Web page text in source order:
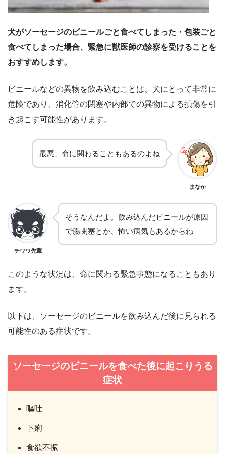
犬がソーセージのビニールごと食べてしまった・包装ごと
食べてしまった場合、緊急に獣医師の診察を受けることを
おすすめします。
ビニールなどの異物を飲み込むことは、犬にとって非常に
危険であり、消化管の閉塞や内部での異物による損傷を引
き起こす可能性があります。
最悪、命に関わることもあるのよね
まなか
チワワ先輩
そうなんだよ。飲み込んだビニールが原因
で腸閉塞とか、怖い病気もあるからね
このような状況は、命に関わる緊急事態になることもあり
ます。
以下は、ソーセージのビニールを飲み込んだ後に見られる
可能性のある症状です。
ソーセージのビニールを食べた後に起こりうる
症状
嘔吐
下痢
食欲不振